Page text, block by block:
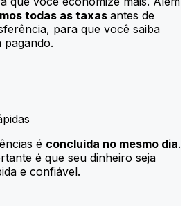
todas as taxas antes de
para que você saiba
pagando.
é concluída no mesmo dia.
é que seu dinheiro seja
e confiável.